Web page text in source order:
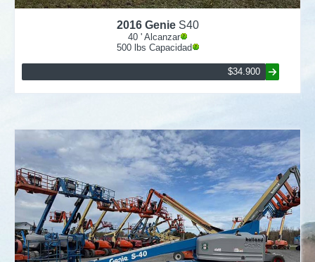
2016 Genie S40
40 ' Alcanzar
500lbs Capacidad
$34.900